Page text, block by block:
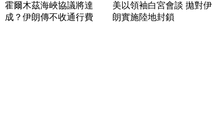
霍爾木茲海峽協議將達
成？伊朗傳不收通行費
美以領袖白宮會談 拋對伊
朗實施陸地封鎖